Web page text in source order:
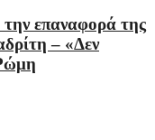
την επαναφορά της
– «Δεν